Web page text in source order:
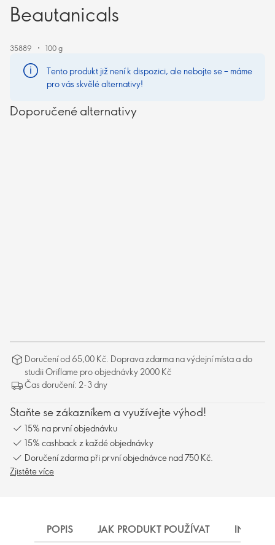
Beautanicals
35889 100 g
Tento produkt již není k dispozici, ale nebojte se – máme
pro vás skvělé alternativy!
Doporučené alternativy
Doručení od 65,00 Kč. Doprava zdarma na výdejní místa a do
studii Oriflame pro objednávky 2000 Kč
Čas doručení: 2-3 dny
Staňte se zákazníkem a využívejte výhod!
15% na první objednávku
15% cashback z každé objednávky
Doručení zdarma při první objednávce nad 750 Kč.
Zjistěte více
POPIS JAK PRODUKT POUŽÍVAT